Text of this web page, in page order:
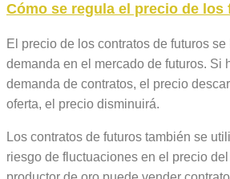
Cómo se regula el precio de
El precio de los contratos de futuros
demanda en el mercado de futuros. Si
demanda de contratos, el precio
oferta, el precio disminuirá.
Los contratos de futuros también se
riesgo de fluctuaciones en el precio